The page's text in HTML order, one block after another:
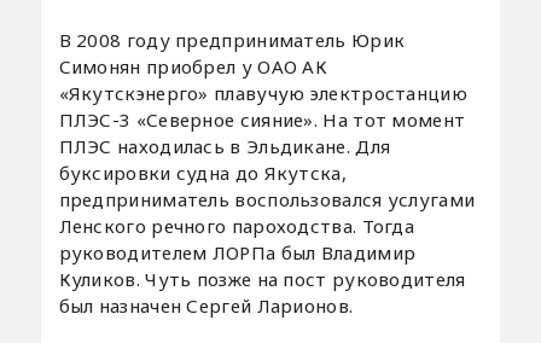
В 2008 году предприниматель Юрик
Симонян приобрел у ОАО АК
«Якутскэнерго» плавучую электростанцию
ПЛЭС-3 «Северное сияние». На тот момент
ПЛЭС находилась в Эльдикане. Для
буксировки судна до Якутска,
предприниматель воспользовался услугами
Ленского речного пароходства. Тогда
руководителем ЛОРПа был Владимир
Куликов. Чуть позже на пост руководителя
был назначен Сергей Ларионов.